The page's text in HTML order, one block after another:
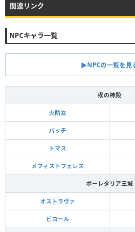
関連リンク
NPCキャラ一覧
▶NPCの一覧を見
楔の神殿
火防女
パッチ
トマス
メフィストフェレス
ボーレタリア王城
オストラヴァ
ビヨール